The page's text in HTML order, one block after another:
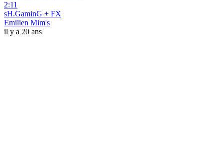
2:11
sH.GaminG + FX
Emilien Mim's
il y a 20 ans